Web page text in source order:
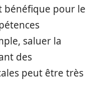
bénéfique pour le
saluer la
des
peut être très